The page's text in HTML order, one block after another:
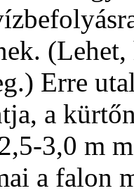
Erre
a
3,0 m
a falon